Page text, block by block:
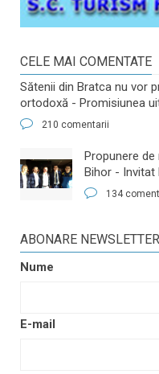
CELE MAI COMENTATE
Sătenii din Bratca nu vor
ortodoxă - Promisiunea
210 comentarii
​Propunere
Bihor - Invitat
134
ABONARE NEWSLETTER
Nume
E-mail